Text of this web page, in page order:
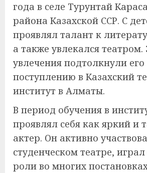
года в селе Турунтай
района Казахской ССР. С
проявлял талант к
а также увлекался театром.
увлечения подтолкнули его
поступлению в Казахский
институт в Алматы.
В период обучения в
проявлял себя как яркий и
актер. Он активно
студенческом театре,
роли во многих